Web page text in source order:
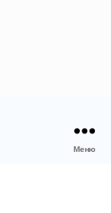
Меню